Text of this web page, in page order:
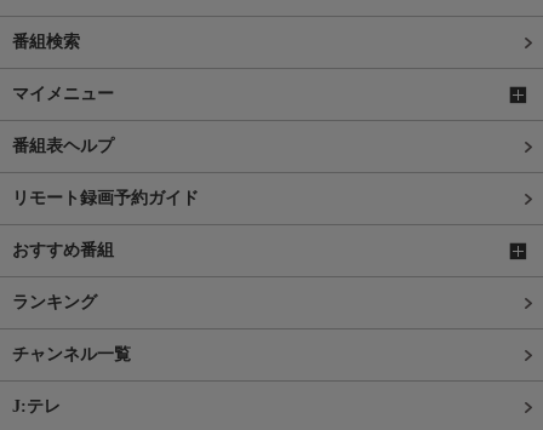
番組検索
マイメニュー
番組表ヘルプ
リモート録画予約ガイド
おすすめ番組
ランキング
チャンネル一覧
J:テレ